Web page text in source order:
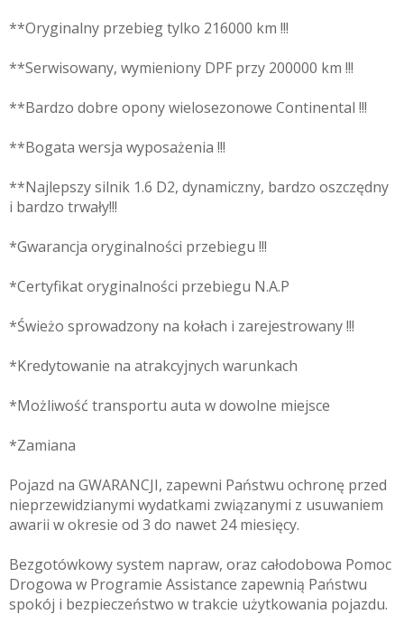
**Oryginalny przebieg tylko 216000 km !!!
**Serwisowany, wymieniony DPF przy 200000 km !!!
**Bardzo dobre opony wielosezonowe Continental !!!
**Bogata wersja wyposażenia !!!
**Najlepszy silnik 1.6 D2, dynamiczny, bardzo oszczędny
i bardzo trwały!!!
*Gwarancja oryginalności przebiegu !!!
*Certyfikat oryginalności przebiegu N.A.P
*Świeżo sprowadzony na kołach i zarejestrowany !!!
*Kredytowanie na atrakcyjnych warunkach
*Możliwość transportu auta w dowolne miejsce
*Zamiana
Pojazd na GWARANCJI, zapewni Państwu ochronę przed
nieprzewidzianymi wydatkami związanymi z usuwaniem
awarii w okresie od 3 do nawet 24 miesięcy.
Bezgotówkowy system napraw, oraz całodobowa Pomoc
Drogowa w Programie Assistance zapewnią Państwu
spokój i bezpieczeństwo w trakcie użytkowania pojazdu.